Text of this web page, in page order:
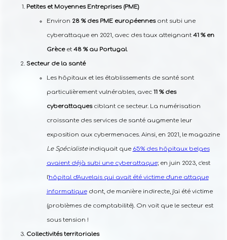
Petites et Moyennes Entreprises (PME)
Environ 28 % des PME européennesont subi une
cyberattaque en 2021, avec des taux atteignant 41 % en
Grèceet 48 % au Portugal.
Secteur de la santé
Les hôpitaux et les établissements de santé sont
particulièrement vulnérables, avec 11 % des
cyberattaquesciblant ce secteur. La numérisation
croissante des services de santé augmente leur
exposition aux cybermenaces. Ainsi, en 2021, le magazine
Le Spécialisteindiquait que 65% des hôpitaux belges
avaient déjà subi une cyberattaque; en juin 2023, c'est
l'hôpital d'Auvelais qui avait été victime d'une attaque
informatiquedont, de manière indirecte, j'ai été victime
(problèmes de comptabilité). On voit que le secteur est
sous tension !
Collectivités territoriales